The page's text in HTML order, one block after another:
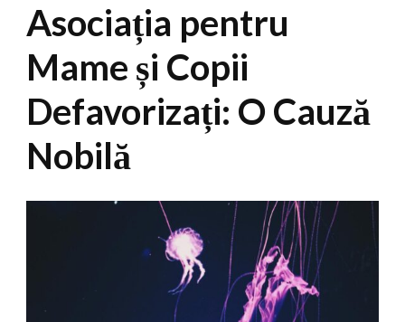
Asociația pentru
Mame și Copii
Defavorizați: O Cauză
Nobilă